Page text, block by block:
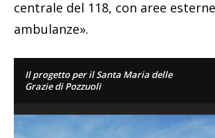
centrale del 118, con aree
ambulanze».
Il progetto per il Santa Maria delle
Grazie di Pozzuoli